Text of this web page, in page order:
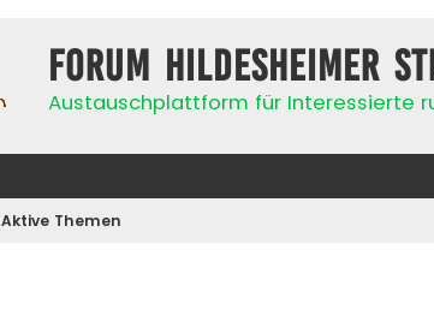
Forum Hildesheimer
Austauschplattform für Interessierte
Aktive Themen